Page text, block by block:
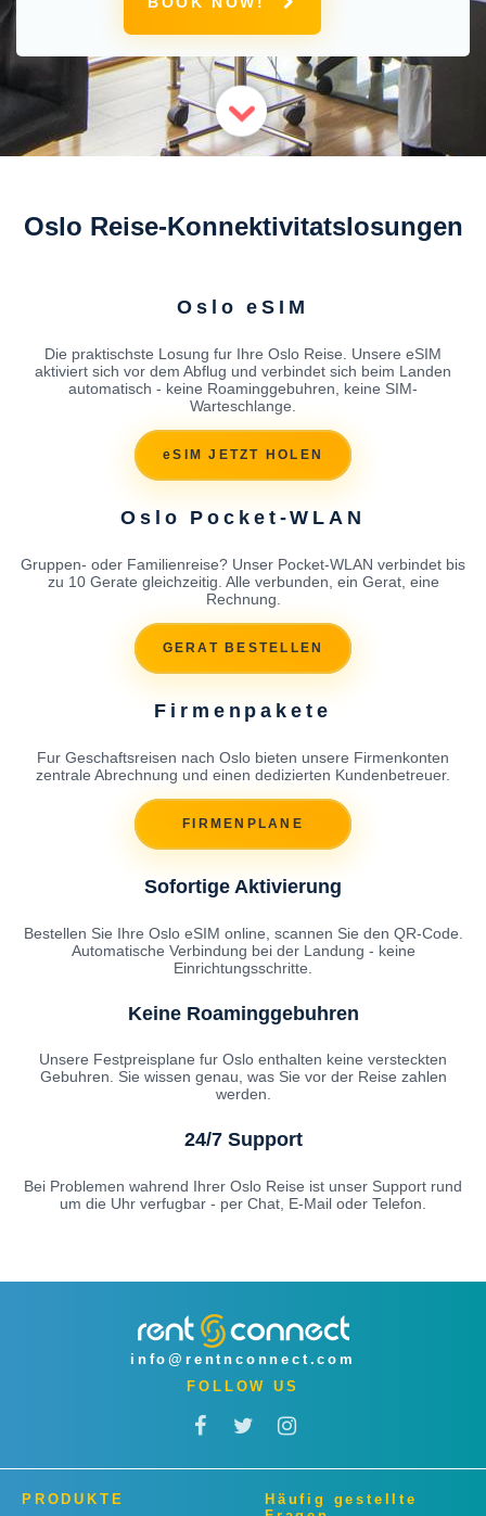
Oslo Reise-Konnektivitatslosungen
Oslo eSIM
Die praktischste Losung fur Ihre Oslo Reise. Unsere eSIM
aktiviert sich vor dem Abflug und verbindet sich beim Landen
automatisch - keine Roaminggebuhren, keine SIM-
Warteschlange.
eSIM JETZT HOLEN
Oslo Pocket-WLAN
Gruppen- oder Familienreise? Unser Pocket-WLAN verbindet bis
zu 10 Gerate gleichzeitig. Alle verbunden, ein Gerat, eine
Rechnung.
GERAT BESTELLEN
Firmenpakete
Fur Geschaftsreisen nach Oslo bieten unsere Firmenkonten
zentrale Abrechnung und einen dedizierten Kundenbetreuer.
FIRMENPLANE
Sofortige Aktivierung
Bestellen Sie Ihre Oslo eSIM online, scannen Sie den QR-Code.
Automatische Verbindung bei der Landung - keine
Einrichtungsschritte.
Keine Roaminggebuhren
Unsere Festpreisplane fur Oslo enthalten keine versteckten
Gebuhren. Sie wissen genau, was Sie vor der Reise zahlen
werden.
24/7 Support
Bei Problemen wahrend Ihrer Oslo Reise ist unser Support rund
um die Uhr verfugbar - per Chat, E-Mail oder Telefon.
info@rentnconnect.com
FOLLOW US
PRODUKTE
Häufig gestellte